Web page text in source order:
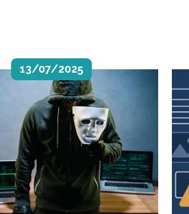
13/07/2025